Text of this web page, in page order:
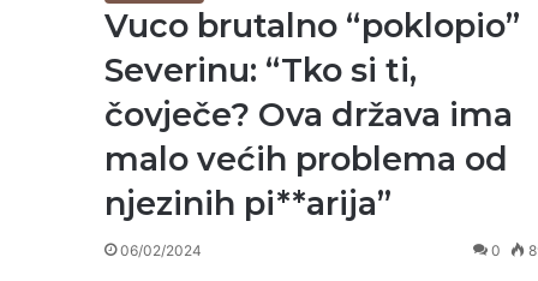
Vuco brutalno “poklopio”
Severinu: “Tko si ti,
čovječe? Ova država ima
malo većih problema od
njezinih pi**arija”
06/02/2024 0